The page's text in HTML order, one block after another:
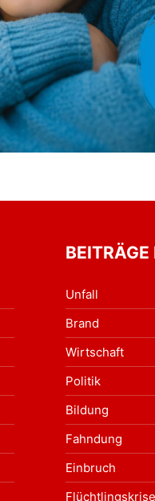
Unfall
Brand
Wirtschaft
Politik
Bildung
Fahndung
Einbruch
Flüchtlingskrise